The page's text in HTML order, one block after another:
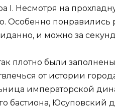
I. Несмотря на
Особенно понравились
и можно за
плотно были
от истории
императорской
бастиона, Юсуповский